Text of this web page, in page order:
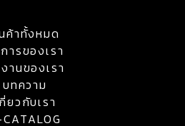
ค้าทั้งหมด
ารของเรา
านของเรา
บทความ
ยวกับเรา